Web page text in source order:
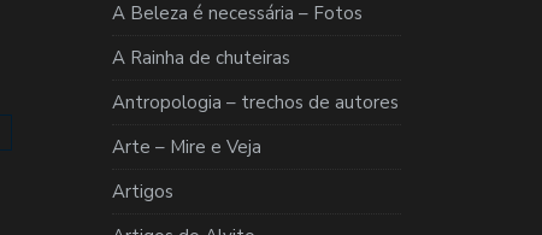
A Beleza é necessária – Fotos
A Rainha de chuteiras
Antropologia – trechos de autores
Arte – Mire e Veja
Artigos